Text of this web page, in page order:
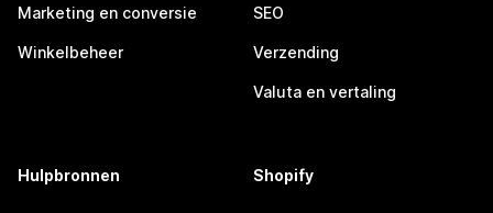
Marketing en conversie
Winkelbeheer
SEO
Verzending
Valuta en vertaling
Hulpbronnen Shopify